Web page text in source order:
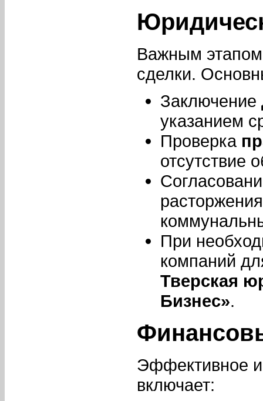
Важным
сделки.
Заключение
указанием
Проверка
отсутствие
При
компаний
Тверская
Бизнес».
Эффективное
включает: